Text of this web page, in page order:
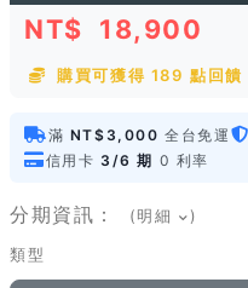
NT$ 18,900
購買可獲得 189 點回饋
滿 NT$3,000 全台免運
信用卡 3/6 期 0 利率
分期資訊： (明細 )
類型